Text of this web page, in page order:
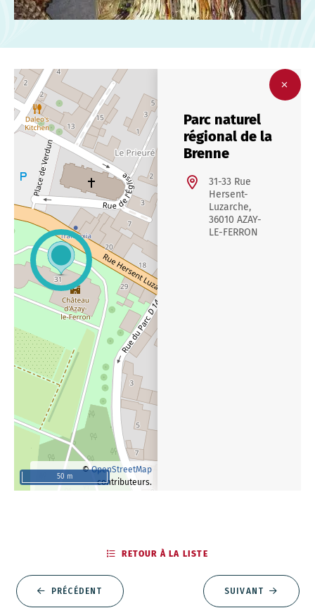
©OpenStreetMap
contributeurs.
50 m
Parc naturel
régional de la
Brenne
31-33 Rue
Hersent-
Luzarche,
36010 AZAY-
LE-FERRON
PRÉCÉDENT
RETOUR À LA LISTE
SUIVANT